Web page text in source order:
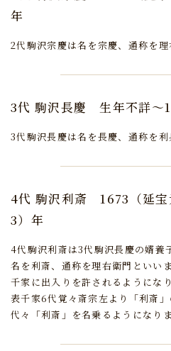
年
2代駒沢宗慶は名を宗慶、通称を理
3代 駒沢長慶生年不詳～
3代駒沢長慶は名を長慶、通称を利
4代 駒沢利斎1673（延
3）年
4代駒沢利斎は3代駒沢長慶の婿養
名を利斎、通称を理右衛門といいま
千家に出入りを許されるようになり
表千家6代覚々斎宗左より「利斎」
代々「利斎」を名乗るようになりま